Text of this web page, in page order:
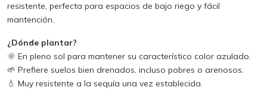
resistente, perfecta para espacios de bajo riego y fácil
mantención.
¿Dónde plantar?
🌞 En pleno sol para mantener su característico color azulado.
🌱 Prefiere suelos bien drenados, incluso pobres o arenosos.
💧 Muy resistente a la sequía una vez establecida.